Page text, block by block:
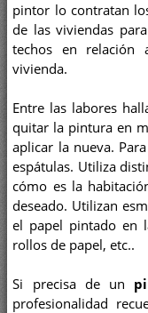
pintor lo contratan
de las viviendas
techos en
vivienda.
Entre las labores
quitar la pintura en
aplicar la nueva.
espátulas. Utiliza
cómo es la
deseado. Utilizan
el papel pintado en
rollos de papel, etc..
Si precisa de un
profesionalidad